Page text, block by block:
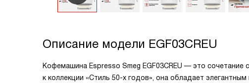
Описание модели EGF03CREU
Кофемашина Espresso Smeg EGF03CREU — это сочетание
к коллекции «Стиль 50-х годов», она обладает